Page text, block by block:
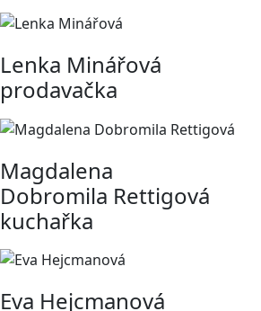
Lenka Minářová
prodavačka
Magdalena
Dobromila Rettigová
kuchařka
Eva Hejcmanová